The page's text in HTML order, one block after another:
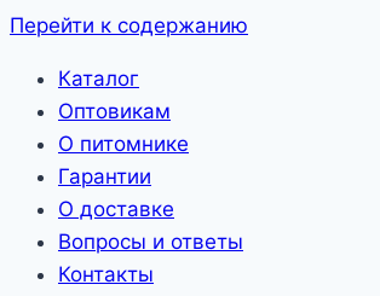
Перейти к содержанию
Каталог
Оптовикам
О питомнике
Гарантии
О доставке
Вопросы и ответы
Контакты